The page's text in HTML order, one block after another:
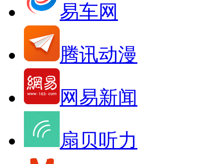
易车网
腾讯动漫
网易新闻
扇贝听力